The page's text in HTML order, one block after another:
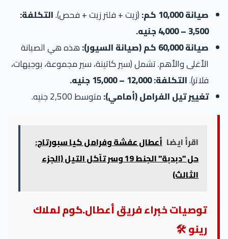
صيانة 10,000 كم:
(زيت + فلتر زيت + فحص).التكلفة:
3,500 – 4,000 جنيه.
صيانة 60,000 كم (صيانة السيور):
هذه هي الصيانة
الأغلى والأهم. تشمل (سير كاتينة، سير مجموعة، بوجيهات،
فلاتر).التكلفة: 12,000 – 15,000 جنيه.
تغيير تيل الفرامل (أمامي):متوسط 2,500 جنيه.
اقرأ ايضا أعطال عفشة وفرامل كيا سبورتاج:
حل "دبدبة" الجنط 19 وسر تآكل التيل (الجزء
الثالث)
توصيات خبراء فريق أعطال.كوم لملاك
رينو 🛠️